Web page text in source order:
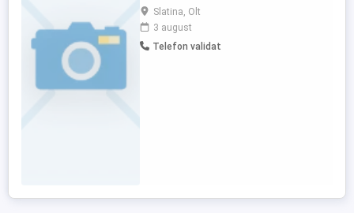
B,C si E si operator utilaj manitou. Locație:
Str. Cireasov, Nr. 22, Slatina, Jud. Olt
Persoanele interesate sunt rugate să
trimită CV-ul pe Whatsapp la adresa de e-
Slatina, Olt
3 august
Telefon validat